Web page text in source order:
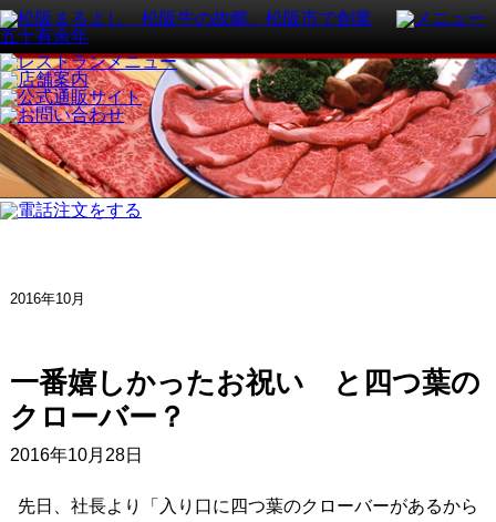
2016年10月
一番嬉しかったお祝い と四つ葉の
クローバー？
2016年10月28日
先日、社長より「入り口に四つ葉のクローバーがあるから